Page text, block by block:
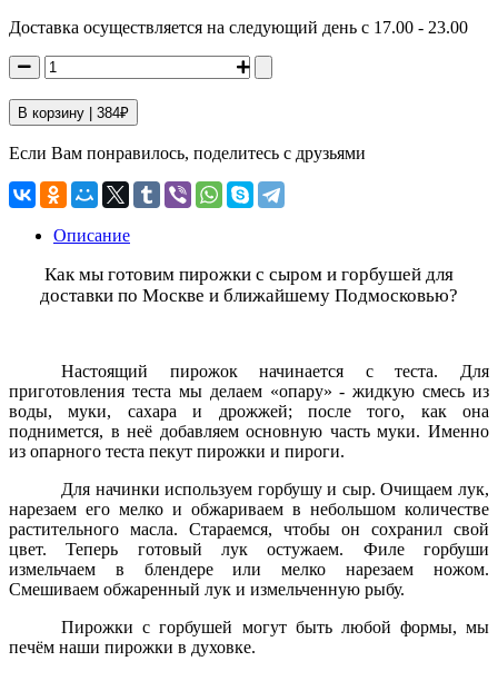
Доставка осуществляется на следующий день с 17.00 - 23.00
В корзину | 384₽
Если Вам понравилось, поделитесь с друзьями
Описание
Как мы готовим пирожки с сыром и горбушей для
доставки по Москве и ближайшему Подмосковью?
Настоящий пирожок начинается с теста. Для
приготовления теста мы делаем «опару» - жидкую смесь из
воды, муки, сахара и дрожжей; после того, как она
поднимется, в неё добавляем основную часть муки. Именно
из опарного теста пекут пирожки и пироги.
Для начинки используем горбушу и сыр.Очищаем лук,
нарезаем его мелко и обжариваем в небольшом количестве
растительного масла. Стараемся, чтобы он сохранил свой
цвет. Теперь готовый лук остужаем. Филе горбуши
измельчаем в блендере или мелко нарезаем ножом.
Смешиваем обжаренный лук и измельченную рыбу.
Пирожки с горбушей могут быть любой формы, мы
печём наши пирожки в духовке.